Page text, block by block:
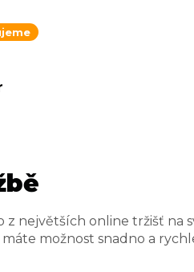
z největších online tržišť na
možnost snadno a